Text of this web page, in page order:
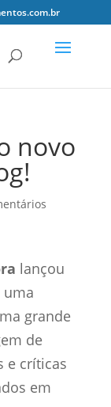
novo
lançou
uma
grande
de
e críticas
em